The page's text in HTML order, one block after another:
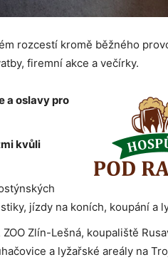
rozcestí kromě běžného
firemní akce a večírky.
a oslavy pro
kvůli
jízdy na koních, koupání a
Zlín-Lešná, koupaliště
a lyžařské areály na